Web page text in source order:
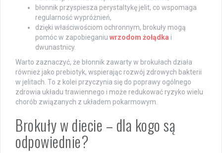
błonnik przyspiesza perystaltykę jelit, co wspomaga
regularność wypróżnień,
dzięki właściwościom ochronnym, brokuły mogą
pomóc w zapobieganiu wrzodom żołądka i
dwunastnicy.
Warto zaznaczyć, że błonnik zawarty w brokułach działa
również jako prebiotyk, wspierając rozwój zdrowych bakterii
w jelitach. To z kolei przyczynia się do poprawy ogólnego
zdrowia układu trawiennego i może redukować ryzyko wielu
chorób związanych z układem pokarmowym.
Brokuły w diecie – dla kogo są
odpowiednie?